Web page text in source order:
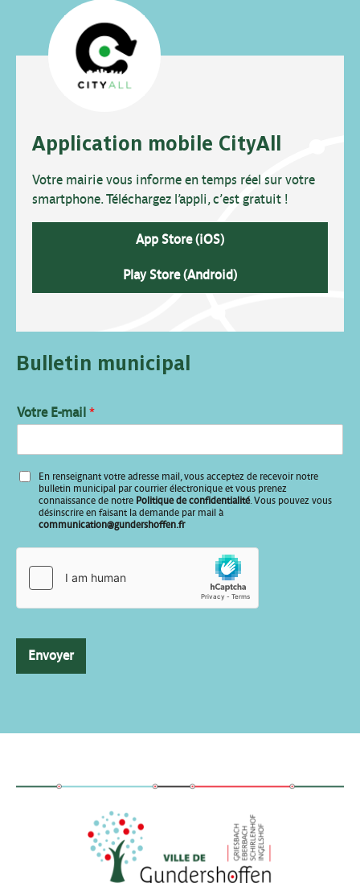
Application mobile CityAll
Votre mairie vous informe en temps réel sur votre
smartphone. Téléchargez l’appli, c’est gratuit !
App Store (iOS)
Play Store (Android)
Bulletin municipal
Votre E-mail *
E
l
En renseignant votre adresse mail, vous acceptez de recevoir notre
bulletin municipal par courrier électronique et vous prenez
connaissance de notre Politique de confidentialité. Vous pouvez vous
désinscrire en faisant la demande par mail à
communication@gundershoffen.fr
Envoyer